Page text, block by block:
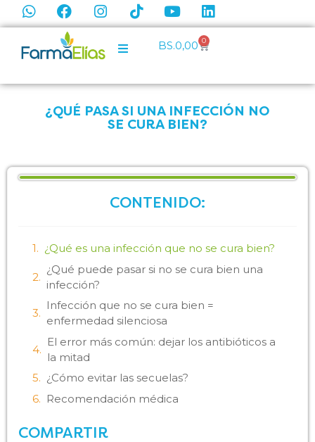
BS.0,00 0
¿QUÉ PASA SI UNA INFECCIÓN NO
SE CURA BIEN?
CONTENIDO:
¿Qué es una infección que no se cura bien?
¿Qué puede pasar si no se cura bien una
infección?
Infección que no se cura bien =
enfermedad silenciosa
El error más común: dejar los antibióticos a
la mitad
¿Cómo evitar las secuelas?
Recomendación médica
COMPARTIR